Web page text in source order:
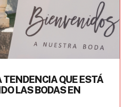
TENDENCIA QUE ESTÁ
LAS BODAS EN